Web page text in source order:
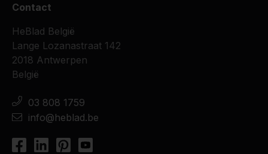
Contact
HeBlad België
Lange Lozanastraat 142
2018 Antwerpen
België
03 808 1759
info@heblad.be